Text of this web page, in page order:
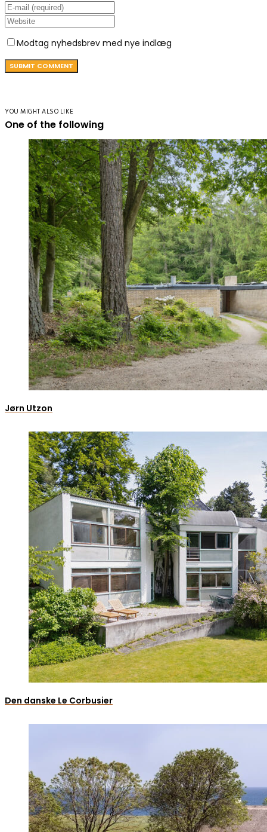
Modtag nyhedsbrev med nye indlæg
YOU MIGHT ALSO LIKE
One of the following
Jørn Utzon
Den danske Le Corbusier